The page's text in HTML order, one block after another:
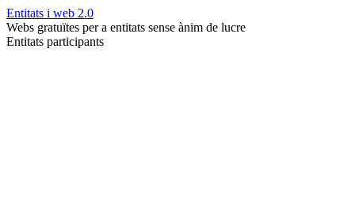
Entitats i web 2.0
Webs gratuïtes per a entitats sense ànim de lucre
Entitats participants